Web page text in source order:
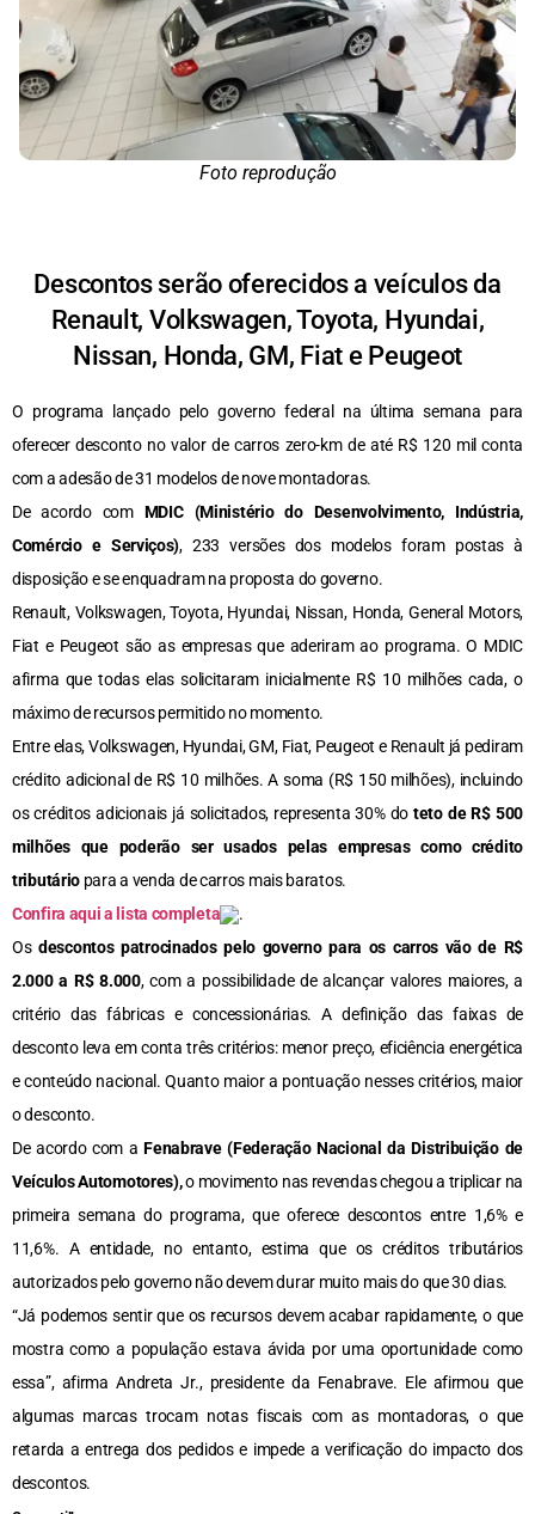
Foto reprodução
Descontos serão oferecidos a veículos da
Renault, Volkswagen, Toyota, Hyundai,
Nissan, Honda, GM, Fiat e Peugeot
O programa lançado pelo governo federal na última semana para
oferecer desconto no valor de carros zero-km de até R$ 120 mil conta
com a adesão de 31 modelos de nove montadoras.
De acordo com MDIC (Ministério do Desenvolvimento, Indústria,
Comércio e Serviços), 233 versões dos modelos foram postas à
disposição e se enquadram na proposta do governo.
Renault, Volkswagen, Toyota, Hyundai, Nissan, Honda, General Motors,
Fiat e Peugeot são as empresas que aderiram ao programa. O MDIC
afirma que todas elas solicitaram inicialmente R$ 10 milhões cada, o
máximo de recursos permitido no momento.
Entre elas, Volkswagen, Hyundai, GM, Fiat, Peugeot e Renault já pediram
crédito adicional de R$ 10 milhões. A soma (R$ 150 milhões), incluindo
os créditos adicionais já solicitados, representa 30% doteto de R$ 500
milhões que poderão ser usados pelas empresas como crédito
tributário para a venda de carros mais baratos.
Confira aqui a lista completa
.
Osdescontos patrocinados pelo governo para os carros vão de R$
2.000 a R$ 8.000, com a possibilidade de alcançar valores maiores, a
critério das fábricas e concessionárias. A definição das faixas de
desconto leva em conta três critérios: menor preço, eficiência energética
e conteúdo nacional. Quanto maior a pontuação nesses critérios, maior
o desconto.
De acordo com aFenabrave (Federação Nacional da Distribuição de
Veículos Automotores),o movimento nas revendas chegou a triplicar na
primeira semana do programa, que oferece descontos entre 1,6% e
11,6%. A entidade, no entanto, estima que os créditos tributários
autorizados pelo governo não devem durar muito mais do que 30 dias.
“Já podemos sentir que os recursos devem acabar rapidamente, o que
mostra como a população estava ávida por uma oportunidade como
essa”, afirma Andreta Jr., presidente da Fenabrave. Ele afirmou que
algumas marcas trocam notas fiscais com as montadoras, o que
retarda a entrega dos pedidos e impede a verificação do impacto dos
descontos.